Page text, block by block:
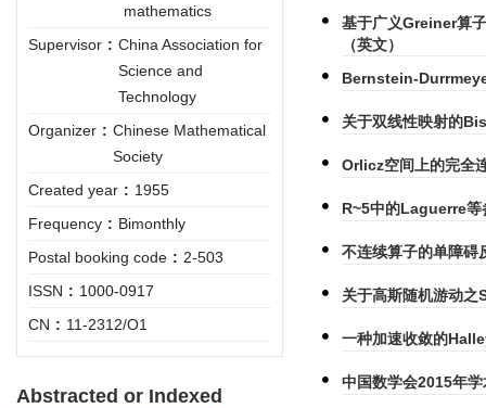
mathematics
Supervisor : China Association for
Science and
Technology
Organizer : Chinese Mathematical
Society
Created year : 1955
Frequency : Bimonthly
Postal booking code : 2-503
ISSN : 1000-0917
CN : 11-2312/O1
Abstracted or Indexed
基于广义Greiner算
（英文）
Bernstein-
关于双线性映射的
Orlicz空间上的完全
R~5中的Laguerre等
不连续算子的单障碍
关于高斯随机游动
一种加速收敛的
中国数学会2015年